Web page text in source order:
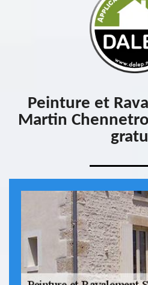
Peinture et
Martin